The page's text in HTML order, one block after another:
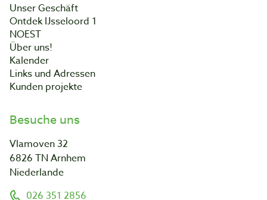
Unser Geschäft
Ontdek IJsseloord 1
NOEST
Über uns!
Kalender
Links und Adressen
Kunden projekte
Besuche uns
Vlamoven 32
6826 TN Arnhem
Niederlande
026 351 2856